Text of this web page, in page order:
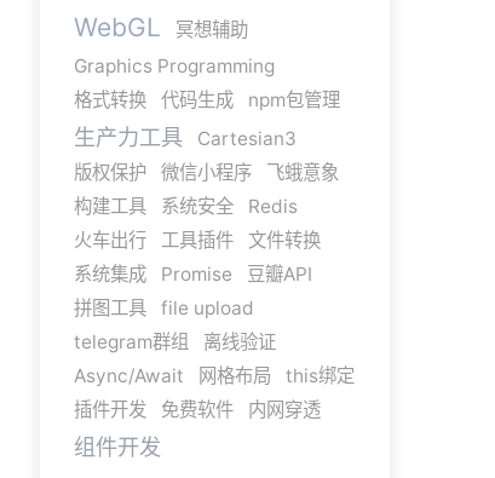
WebGL
冥想辅助
Graphics Programming
格式转换
代码生成 npm包管理
生产力工具
Cartesian3
版权保护
微信小程序
飞蛾意象
构建工具
系统安全
Redis
火车出行
工具插件
文件转换
系统集成
Promise
豆瓣API
拼图工具
file upload
telegram群组
离线验证
Async/Await
网格布局
this绑定
插件开发
免费软件 内网穿透
组件开发